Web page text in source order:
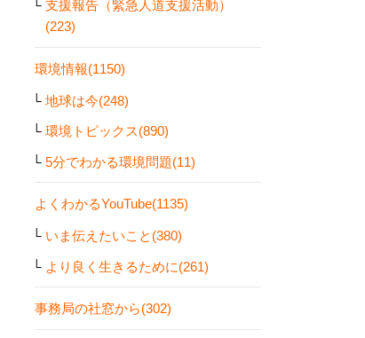
支援報告（緊急人道支援活動）
(223)
環境情報(1150)
地球は今(248)
環境トピックス(890)
5分でわかる環境問題(11)
よくわかるYouTube(1135)
いま伝えたいこと(380)
より良く生きるために(261)
事務局の社窓から(302)